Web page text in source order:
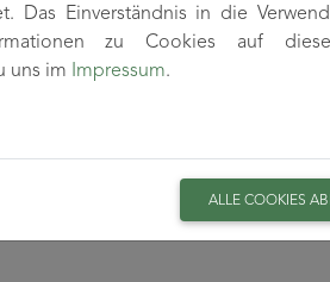
Das Einverständnis in die
zu Cookies auf
uns im Impressum.
ALLE COOKIES